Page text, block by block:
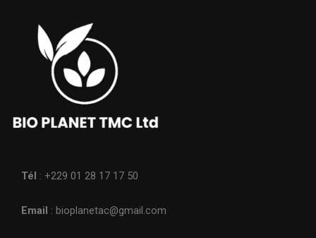
Tél : +229 01 28 17 17 50
Email : bioplanetac@gmail.com